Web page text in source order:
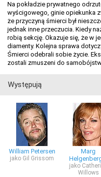
Na pokładzie prywatnego
wyścigowego, ginie opiekunka
że przyczyną śmierci był
jednak inne przeczucia. Kiedy
robią sekcję. Okazuje się, że w
diamenty. Kolejna sprawa
Śmierci odebrali sobie życie.
zostali zmuszeni do
Występują
William Petersen
jako Gil Grissom
Marg
jako
Willows